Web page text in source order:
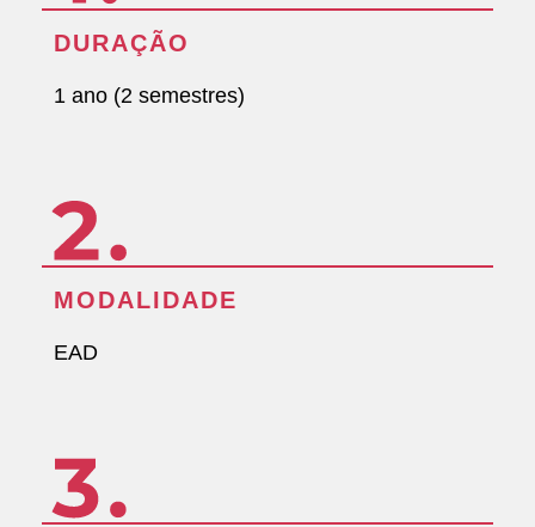
DURAÇÃO
1 ano (2 semestres)
MODALIDADE
EAD